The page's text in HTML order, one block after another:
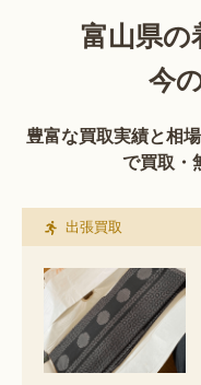
富山県の
今
豊富な買取実績と相
で買取・
出張買取